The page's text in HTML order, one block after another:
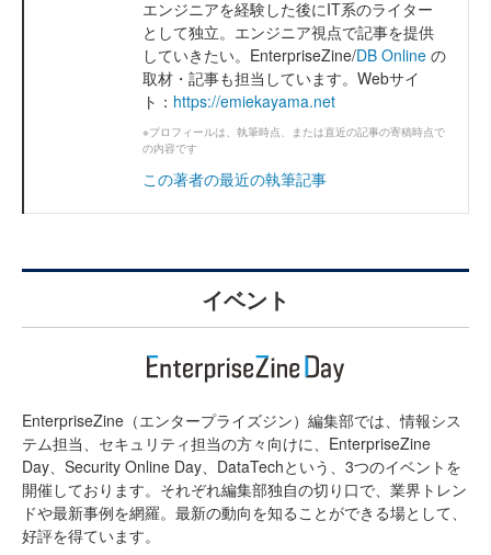
エンジニアを経験した後にIT系のライター
として独立。エンジニア視点で記事を提供
していきたい。EnterpriseZine/DB Online の
取材・記事も担当しています。Webサイ
ト： https://emiekayama.net
※プロフィールは、執筆時点、または直近の記事の寄稿時点で
の内容です
この著者の最近の執筆記事
イベント
EnterpriseZine（エンタープライズジン）編集部では、情報シス
テム担当、セキュリティ担当の方々向けに、EnterpriseZine
Day、Security Online Day、DataTechという、3つのイベントを
開催しております。それぞれ編集部独自の切り口で、業界トレン
ドや最新事例を網羅。最新の動向を知ることができる場として、
好評を得ています。